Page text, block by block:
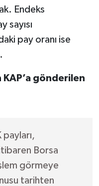
Endeks
sayısı
pay oranı ise
gönderilen
payları,
Borsa
görmeye
tarihten